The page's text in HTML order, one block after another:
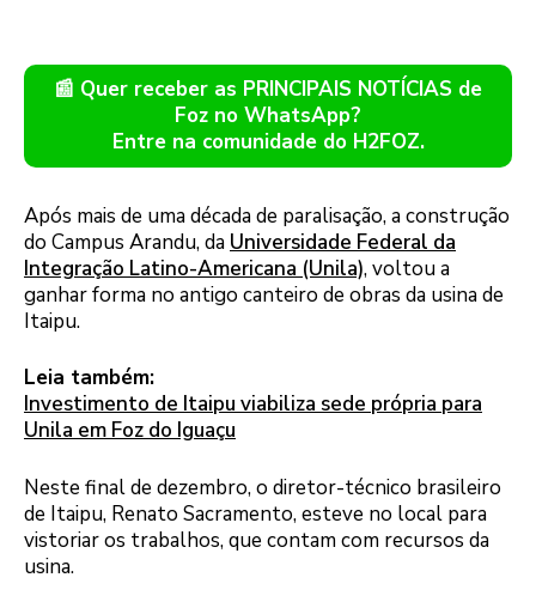
📰 Quer receber as PRINCIPAIS NOTÍCIAS de
Foz no WhatsApp?
Entre na comunidade do H2FOZ.
Após mais de uma década de paralisação, a construção
do Campus Arandu, da Universidade Federal da
Integração Latino-Americana (Unila), voltou a
ganhar forma no antigo canteiro de obras da usina de
Itaipu.
Leia também:
Investimento de Itaipu viabiliza sede própria para
Unila em Foz do Iguaçu
Neste final de dezembro, o diretor-técnico brasileiro
de Itaipu, Renato Sacramento, esteve no local para
vistoriar os trabalhos, que contam com recursos da
usina.